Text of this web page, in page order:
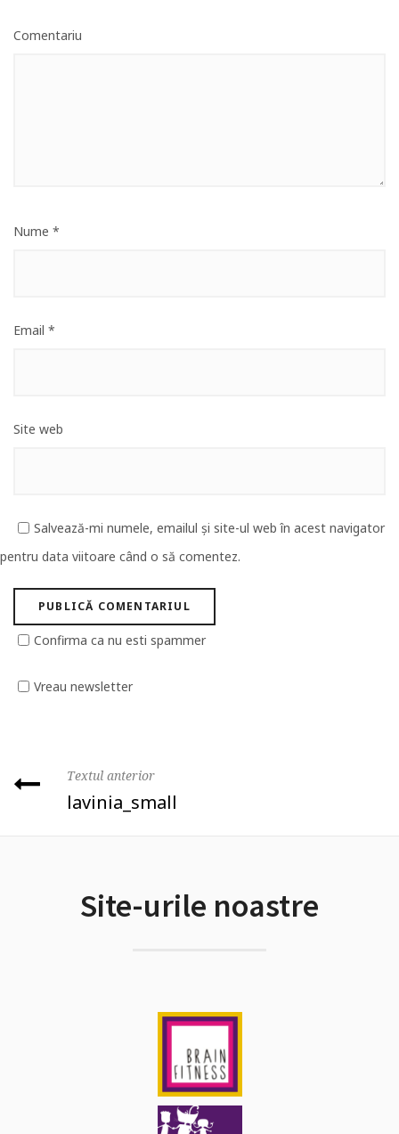
Comentariu
Nume *
Email *
Site web
Salvează-mi numele, emailul și site-ul web în acest navigator
pentru data viitoare când o să comentez.
Confirma ca nu esti spammer
Vreau newsletter
Textul anterior
lavinia_small
Site-urile noastre